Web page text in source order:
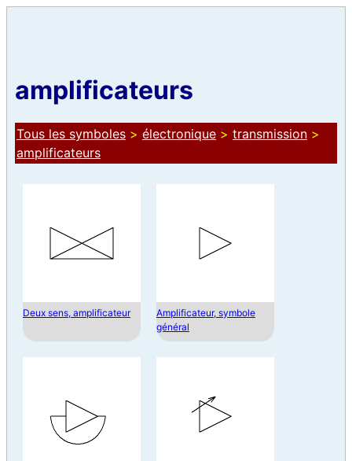
amplificateurs
Tous les symboles > électronique > transmission >
amplificateurs
Deux sens, amplificateur
Amplificateur, symbole
général